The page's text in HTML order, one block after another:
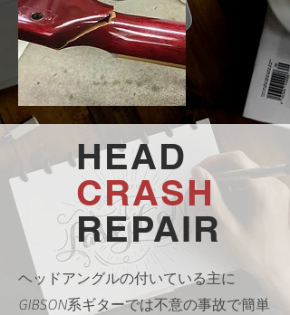
HEAD
CRASH
​REPAIR
ヘッドアングルの付いている主に
GIBSON系ギターでは不意の事故で簡単